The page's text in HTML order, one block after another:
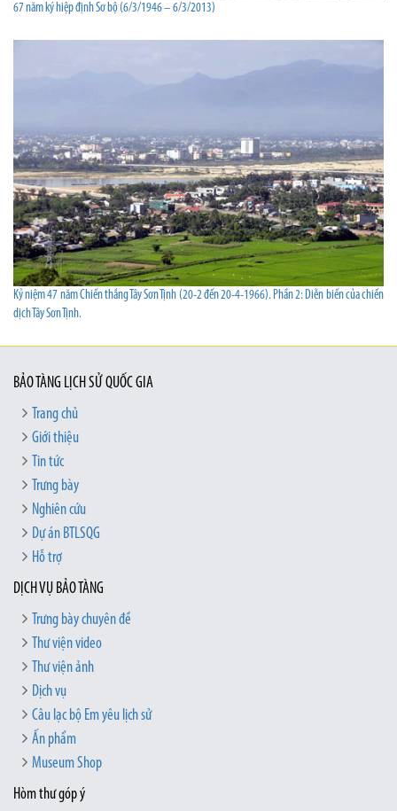
67 năm ký hiệp định Sơ bộ (6/3/1946 – 6/3/2013)
Kỷ niệm 47 năm Chiến thắng Tây Sơn Tịnh (20-2 đến 20-4-1966). Phần 2: Diễn biến của chiến
dịch Tây Sơn Tịnh.
BẢO TÀNG LỊCH SỬ QUỐC GIA
Trang chủ
Giới thiệu
Tin tức
Trưng bày
Nghiên cứu
Dự án BTLSQG
Hỗ trợ
DỊCH VỤ BẢO TÀNG
Trưng bày chuyên đề
Thư viện video
Thư viện ảnh
Dịch vụ
Câu lạc bộ Em yêu lịch sử
Ấn phẩm
Museum Shop
Hòm thư góp ý